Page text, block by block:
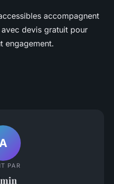
accompagnent
devis gratuit pour
engagement.
A
PAR